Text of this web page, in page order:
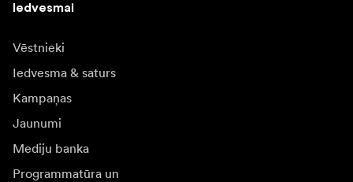
Iedvesmai
Vēstnieki
Iedvesma & saturs
Kampaņas
Jaunumi
Mediju banka
Programmatūra un